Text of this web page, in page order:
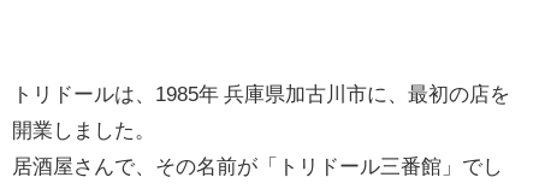
トリドールは、1985年 兵庫県加古川市に、最初の店を
開業しました。
居酒屋さんで、その名前が「トリドール三番館」でし